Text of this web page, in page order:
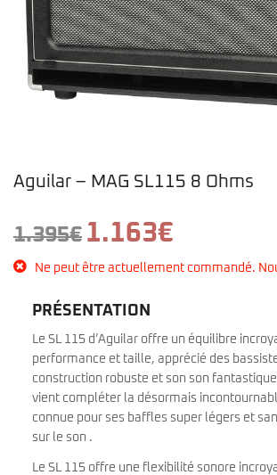
Aguilar – MAG SL115 8 Ohms
1.395€
Le
prix
initial
1.395€.
1.163€
actuel
Ne peut être actuellement commandé.
PRÉSENTATION
Le SL 115 d’Aguilar offre un équilibre
performance et taille, apprécié des
construction robuste et son son
vient compléter la désormais
connue pour ses baffles super légers et
sur le son .
Le SL 115 offre une flexibilité sonore